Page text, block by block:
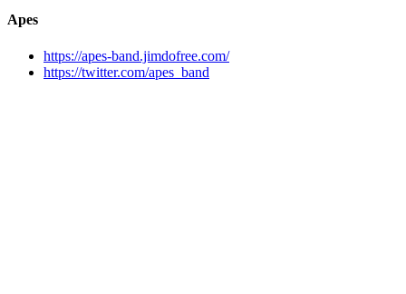
Apes
https://apes-band.jimdofree.com/
https://twitter.com/apes_band